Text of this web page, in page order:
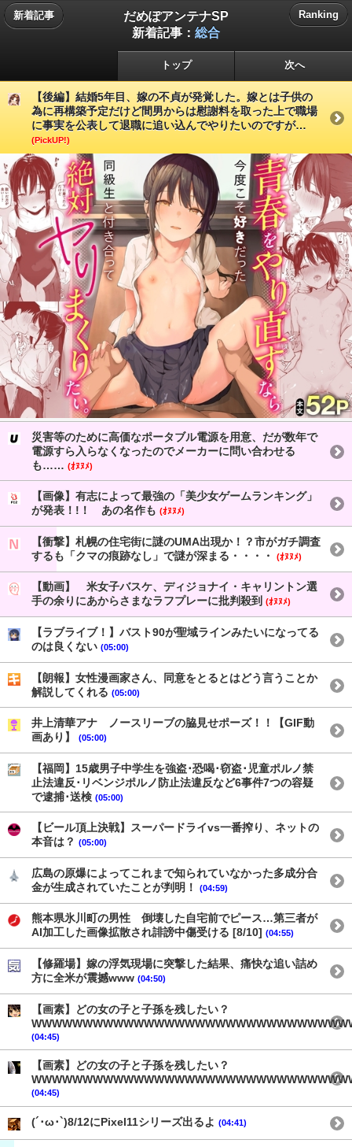
新着記事
だめぽアンテナSP
新着記事： 総合
Ranking
トップ 次へ
【後編】結婚5年目、嫁の不貞が発覚した。嫁とは子供の
為に再構築予定だけど間男からは慰謝料を取った上で職場
に事実を公表して退職に追い込んでやりたいのですが…
(PickUP!)
災害等のために高価なポータブル電源を用意、だが数年で
電源すら入らなくなったのでメーカーに問い合わせる
も…… (ｵﾇﾇﾒ)
【画像】有志によって最強の「美少女ゲームランキング」
が発表！!！ あの名作も (ｵﾇﾇﾒ)
【衝撃】札幌の住宅街に謎のUMA出現か！？市がガチ調査
するも「クマの痕跡なし」で謎が深まる・・・・
(ｵﾇﾇﾒ)
【動画】 米女子バスケ、ディジョナイ・キャリントン選
手の余りにあからさまなラフプレーに批判殺到 (ｵﾇﾇﾒ)
【ラブライブ！】バスト90が聖域ラインみたいになってる
のは良くない (05:00)
【朗報】女性漫画家さん、同意をとるとはどう言うことか
解説してくれる (05:00)
井上清華アナ ノースリーブの脇見せポーズ！！【GIF動
画あり】
(05:00)
【福岡】15歳男子中学生を強盗･恐喝･窃盗･児童ポルノ禁
止法違反･リベンジポルノ防止法違反など6事件7つの容疑
で逮捕･送検 (05:00)
【ビール頂上決戦】スーパードライvs一番搾り、ネットの
本音は？ (05:00)
広島の原爆によってこれまで知られていなかった多成分合
金が生成されていたことが判明！
(04:59)
熊本県氷川町の男性 倒壊した自宅前でピース…第三者が
AI加工した画像拡散され誹謗中傷受ける [8/10] (04:55)
【修羅場】嫁の浮気現場に突撃した結果、痛快な追い詰め
方に全米が震撼www (04:50)
【画素】どの女の子と子孫を残したい？
(04:45)
【画素】どの女の子と子孫を残したい？
(04:45)
(´･ω･`)8/12にPixel11シリーズ出るよ (04:41)